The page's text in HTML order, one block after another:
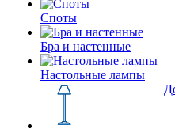
Споты
Бра и настенные
Настольные лампы